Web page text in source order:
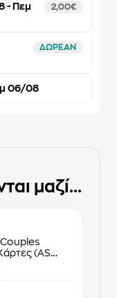
- Πεμ
2,00€
ΔΩΡΕΑΝ
06/08
μαζί...
(AS